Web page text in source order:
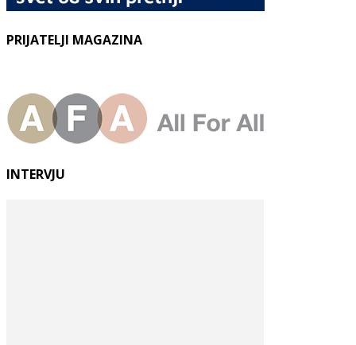
PRIJATELJI MAGAZINA
INTERVJU